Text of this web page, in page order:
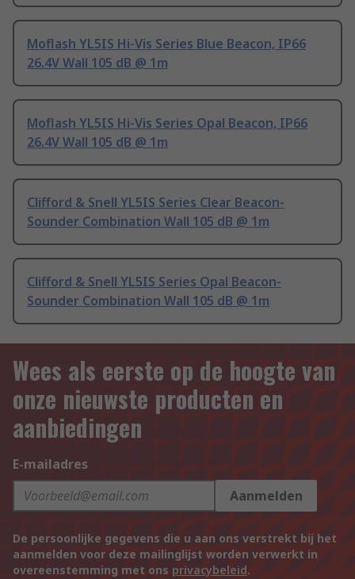
Moflash YL5IS Hi-Vis Series Blue Beacon, IP66
26.4V Wall 105 dB @ 1m
Moflash YL5IS Hi-Vis Series Opal Beacon, IP66
26.4V Wall 105 dB @ 1m
Clifford & Snell YL5IS Series Clear Beacon-
Sounder Combination Wall 105 dB @ 1m
Clifford & Snell YL5IS Series Opal Beacon-
Sounder Combination Wall 105 dB @ 1m
Wees als eerste op de hoogte van
onze nieuwste producten en
aanbiedingen
E-mailadres
Aanmelden
De persoonlijke gegevens die u aan ons verstrekt bij het
aanmelden voor deze mailinglijst worden verwerkt in
overeenstemming met ons privacybeleid.